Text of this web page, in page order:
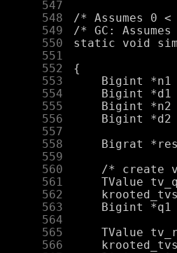
    547
    548
    549
    550
    551
    552
    553
    554
    555
    556
    557
    558
    559
    560
    561
    562
    563
    564
    565
    566